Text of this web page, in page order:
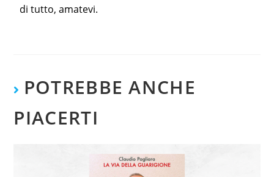
di tutto, amatevi.
POTREBBE ANCHE
PIACERTI